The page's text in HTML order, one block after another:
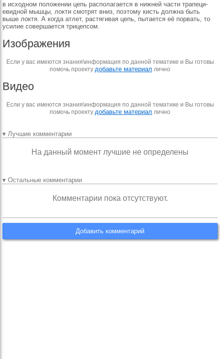
в исходном по­ложении цепь располагает­ся в нижней части трапеци­
евидной мышцы, локти смотрят вниз, поэтому кисть должна быть
выше локтя. А когда атлет, рас­тягивая цепь, пытается её порвать, то
усилие совер­шается трицепсом.
Изображения
Если у вас имеются знания\информация по данной тематике и Вы готовы
помочь проекту добавьте материал лично
Видео
Если у вас имеются знания\информация по данной тематике и Вы готовы
помочь проекту добавьте материал лично
▾ Лучшие комментарии
На данный момент лучшие не определены
▾ Остальные комментарии
Комментарии пока отсутствуют.
Добавить комментарий